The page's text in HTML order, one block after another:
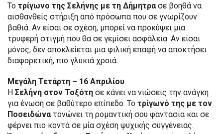
Το τρίγωνο της Σελήνης με τη Δήμητρασε βοηθά να
αισθανθείς στήριξη από πρόσωπα που σε γνωρίζουν
βαθιά. Αν είσαι σε σχέση, μπορεί να προκύψει μια
τρυφερή στιγμή που θα σε γεμίσει ασφάλεια. Αν είσαι
μόνος, δεν αποκλείεται μια φιλική επαφή να αποκτήσει
διαφορετική, πιο γλυκιά χροιά.
Μεγάλη Τετάρτη – 16 Απριλίου
Η Σελήνη στον Τοξότη σε κάνει να νιώσεις την ανάγκη
για ένωση σε βαθύτερο επίπεδο. Το τρίγωνό της με τον
Ποσειδώνατονώνει τη ρομαντική σου φαντασία και σε
φέρνει πιο κοντά σε μία σχέση ψυχικής συγγένειας.